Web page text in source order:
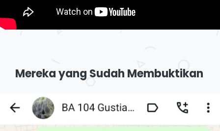
Mereka yang Sudah Membuktikan